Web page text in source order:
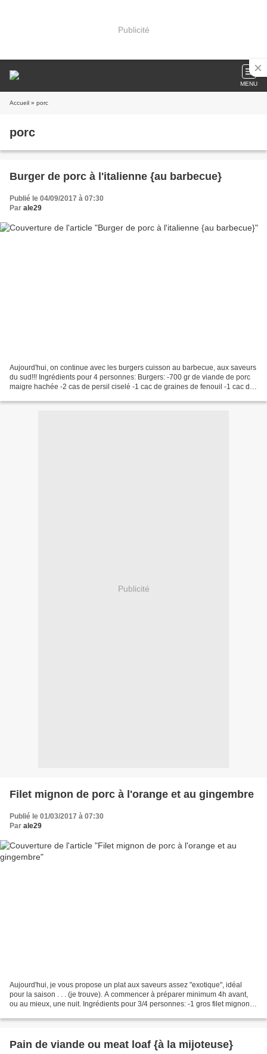
Publicité
MENU
Accueil » porc
porc
Burger de porc à l'italienne {au barbecue}
Publié le 04/09/2017 à 07:30
Par ale29
Aujourd'hui, on continue avec les burgers cuisson au barbecue, aux saveurs
du sud!!! Ingrédients pour 4 personnes: Burgers: -700 gr de viande de porc
maigre hachée -2 cas de persil ciselé -1 cac de graines de fenouil -1 cac de
Publicité
Filet mignon de porc à l'orange et au gingembre
Publié le 01/03/2017 à 07:30
Par ale29
Aujourd'hui, je vous propose un plat aux saveurs assez "exotique", idéal
pour la saison . . . (je trouve). A commencer à préparer minimum 4h avant,
ou au mieux, une nuit. Ingrédients pour 3/4 personnes: -1 gros filet mignon
Pain de viande ou meat loaf {à la mijoteuse}